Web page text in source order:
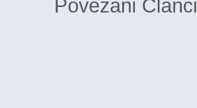
Povezani Članci